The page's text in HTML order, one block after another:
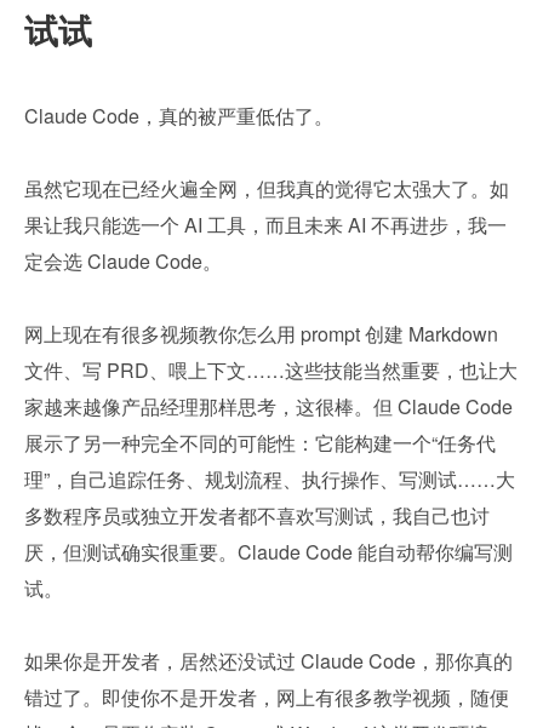
试试
Claude Code，真的被严重低估了。
虽然它现在已经火遍全网，但我真的觉得它太强大了。如
果让我只能选一个 AI 工具，而且未来 AI 不再进步，我一
定会选 Claude Code。
网上现在有很多视频教你怎么用 prompt 创建 Markdown
文件、写 PRD、喂上下文……这些技能当然重要，也让大
家越来越像产品经理那样思考，这很棒。但 Claude Code
展示了另一种完全不同的可能性：它能构建一个“任务代
理”，自己追踪任务、规划流程、执行操作、写测试……大
多数程序员或独立开发者都不喜欢写测试，我自己也讨
厌，但测试确实很重要。Claude Code 能自动帮你编写测
试。
如果你是开发者，居然还没试过 Claude Code，那你真的
错过了。即使你不是开发者，网上有很多教学视频，随便